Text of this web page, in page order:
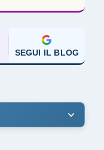
SEGUI IL BLOG